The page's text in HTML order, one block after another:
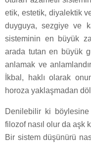
etik, estetik, diyalektik
duyguya, sezgiye ve
sisteminin en büyük
arada tutan en büyük
anlamak ve
İkbal, haklı olarak
horoza yaklaşmadan
Denilebilir ki
filozof nasıl olur da aşk
Bir sistem düşünürü